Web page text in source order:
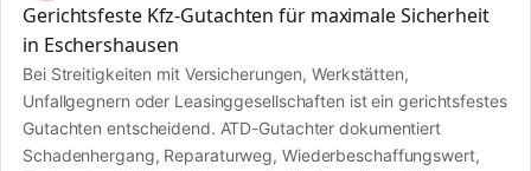
Gerichtsfeste Kfz-Gutachten für maximale Sicherheit
in Eschershausen
Bei Streitigkeiten mit Versicherungen, Werkstätten,
Unfallgegnern oder Leasinggesellschaften ist ein gerichtsfestes
Gutachten entscheidend. ATD-Gutachter dokumentiert
Schadenhergang, Reparaturweg, Wiederbeschaffungswert,